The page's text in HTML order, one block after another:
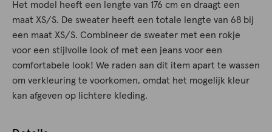
Het model heeft een lengte van 176 cm en draagt een
maat XS/S. De sweater heeft een totale lengte van 68 bij
een maat XS/S. Combineer de sweater met een rokje
voor een stijlvolle look of met een jeans voor een
comfortabele look! We raden aan dit item apart te wassen
om verkleuring te voorkomen, omdat het mogelijk kleur
kan afgeven op lichtere kleding.